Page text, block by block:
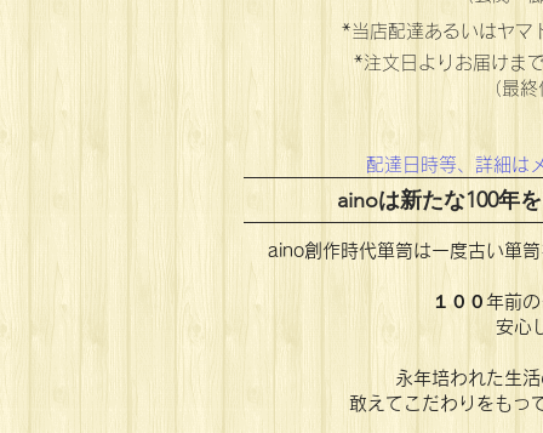
*当店配達あるいはヤマ
*注文日よりお届けま
（最
配達日時等、詳細は
ainoは新たな100年
aino創作時代箪笥は一度古い箪
１００年前
安心
永年培われた生
敢えてこだわりをもっ